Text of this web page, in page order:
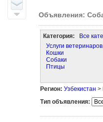
Объявления:
Категория: Все
Услуги
Кошки
Собаки
Птицы
Регион: Узбекистан >
Тип объявления: